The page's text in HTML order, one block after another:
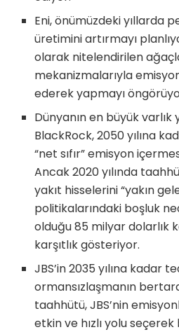
Eni, önümüzdeki yıllarda
üretimini artırmayı
olarak nitelendirilen
mekanizmalarıyla
ederek yapmayı
Dünyanın en büyük
BlackRock, 2050 yılına
“net sıfır” emisyon
Ancak 2020 yılında
yakıt hisselerini “yakın
politikalarındaki boşluk
olduğu 85 milyar dolarlık
karşıtlık gösteriyor.
JBS’in 2035 yılına kadar
ormansızlaşmanın
taahhütü, JBS’nin
etkin ve hızlı yolu